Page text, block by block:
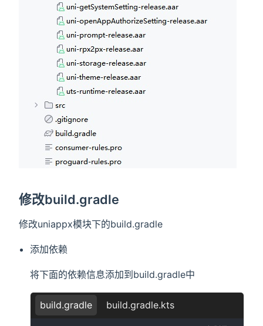
修改build.gradle
修改uniappx模块下的build.gradle
添加依赖
将下面的依赖信息添加到build.gradle中
build.gradle build.gradle.kts